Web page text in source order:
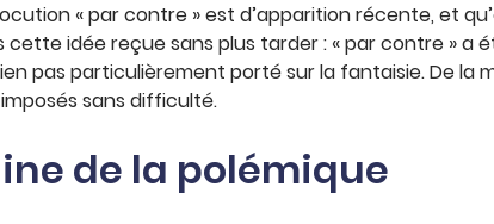
« par contre » est d’apparition récente, et
idée reçue sans plus tarder : « par contre » a
pas particulièrement porté sur la fantaisie. De
sans difficulté.
de la polémique